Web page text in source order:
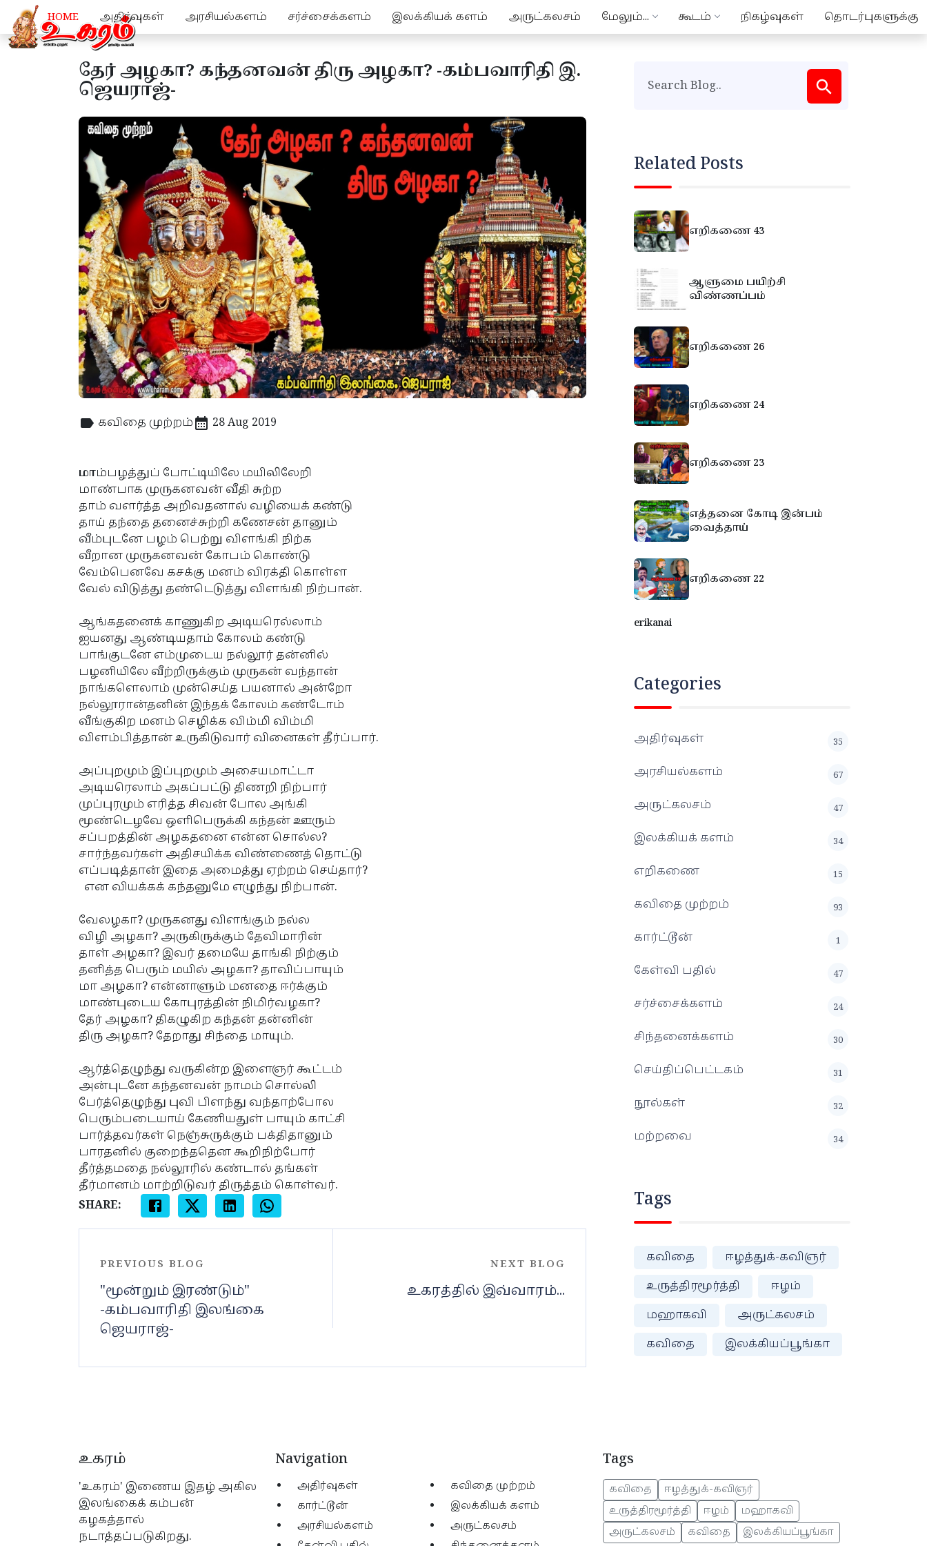
HOME அதிர்வுகள் அரசியல்களம் சர்ச்சைக்களம் இலக்கியக் களம் அருட்கலசம் மேலும்... கூடம் நிகழ்வுகள் தொடர்புகளுக்கு
தேர் அழகா? கந்தனவன் திரு அழகா? -கம்பவாரிதி இ.
ஜெயராஜ்-
கவிதை முற்றம் 28 Aug 2019
மாம்பழத்துப் போட்டியிலே மயிலிலேறி
மாண்பாக முருகனவன் வீதி சுற்ற
தாம் வளர்த்த அறிவதனால் வழியைக் கண்டு
தாய் தந்தை தனைச்சுற்றி கணேசன் தானும்
வீம்புடனே பழம் பெற்று விளங்கி நிற்க
வீறான முருகனவன் கோபம் கொண்டு
வேம்பெனவே கசக்கு மனம் விரக்தி கொள்ள
வேல் விடுத்து தண்டெடுத்து விளங்கி நிற்பான்.
ஆங்கதனைக் காணுகிற அடியரெல்லாம்
ஐயனது ஆண்டியதாம் கோலம் கண்டு
பாங்குடனே எம்முடைய நல்லூர் தன்னில்
பழனியிலே வீற்றிருக்கும் முருகன் வந்தான்
நாங்களெலாம் முன்செய்த பயனால் அன்றோ
நல்லூரான்தனின் இந்தக் கோலம் கண்டோம்
வீங்குகிற மனம் செழிக்க விம்மி விம்மி
விளம்பித்தான் உருகிடுவார் வினைகள் தீர்ப்பார்.
அப்புறமும் இப்புறமும் அசையமாட்டா
அடியரெலாம் அகப்பட்டு திணறி நிற்பார்
முப்புரமும் எரித்த சிவன் போல அங்கி
மூண்டெழவே ஒளிபெருக்கி கந்தன் ஊரும்
சப்பறத்தின் அழகதனை என்ன சொல்ல?
சார்ந்தவர்கள் அதிசயிக்க விண்ணைத் தொட்டு
எப்படித்தான் இதை அமைத்து ஏற்றம் செய்தார்?
என வியக்கக் கந்தனுமே எழுந்து நிற்பான்.
வேலழகா? முருகனது விளங்கும் நல்ல
விழி அழகா? அருகிருக்கும் தேவிமாரின்
தாள் அழகா? இவர் தமையே தாங்கி நிற்கும்
தனித்த பெரும் மயில் அழகா? தாவிப்பாயும்
மா அழகா? என்னாளும் மனதை ஈர்க்கும்
மாண்புடைய கோபுரத்தின் நிமிர்வழகா?
தேர் அழகா? திகழுகிற கந்தன் தன்னின்
திரு அழகா? தேறாது சிந்தை மாயும்.
ஆர்த்தெழுந்து வருகின்ற இளைஞர் கூட்டம்
அன்புடனே கந்தனவன் நாமம் சொல்லி
பேர்த்தெழுந்து புவி பிளந்து வந்தாற்போல
பெரும்படையாய் கேணியதுள் பாயும் காட்சி
பார்த்தவர்கள் நெஞ்சுருக்கும் பக்திதானும்
பாரதனில் குறைந்ததென கூறிநிற்போர்
தீர்த்தமதை நல்லூரில் கண்டால் தங்கள்
தீர்மானம் மாற்றிடுவர் திருத்தம் கொள்வர்.
SHARE:
PREVIOUS BLOG
"மூன்றும் இரண்டும்"
-கம்பவாரிதி இலங்கை
ஜெயராஜ்-
NEXT BLOG
உகரத்தில் இவ்வாரம்...
Related Posts
எறிகணை 43
ஆளுமை பயிற்சி
விண்ணப்பம்
எறிகணை 26
எறிகணை 24
எறிகணை 23
எத்தனை கோடி இன்பம்
வைத்தாய்
எறிகணை 22
erikanai
Categories
அதிர்வுகள் 35
அரசியல்களம் 67
அருட்கலசம் 47
இலக்கியக் களம் 34
எறிகணை 15
கவிதை முற்றம் 93
கார்ட்டூன் 1
கேள்வி பதில் 47
சர்ச்சைக்களம் 24
சிந்தனைக்களம் 30
செய்திப்பெட்டகம் 31
நூல்கள் 32
மற்றவை 34
Tags
கவிதை
ஈழத்துக்-கவிஞர்
உருத்திரமூர்த்தி
ஈழம்
மஹாகவி
அருட்கலசம்
கவிதை
இலக்கியப்பூங்கா
உகரம்
'உகரம்' இணைய இதழ் அகில
இலங்கைக் கம்பன்
கழகத்தால்
நடாத்தப்படுகிறது.
Navigation
அதிர்வுகள்
கவிதை முற்றம்
கார்ட்டூன்
இலக்கியக் களம்
அரசியல்களம்
அருட்கலசம்
Tags
கவிதை
ஈழத்துக்-கவிஞர்
உருத்திரமூர்த்தி
ஈழம்
மஹாகவி
அருட்கலசம்
கவிதை இலக்கியப்பூங்கா